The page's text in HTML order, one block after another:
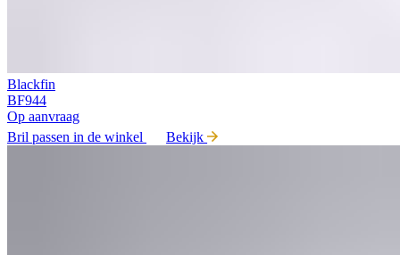
Blackfin
BF944
Op aanvraag
Bril passen in de winkel
Bekijk